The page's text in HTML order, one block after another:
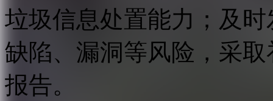
垃圾信息处置能力；及
缺陷、漏洞等风险，采
报告。